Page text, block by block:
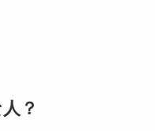
？